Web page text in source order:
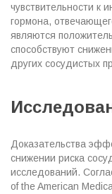
чувствительности к
гормона,
являются
способствуют
других сосудистых
Доказательства
снижении риска
исследований.
of the American